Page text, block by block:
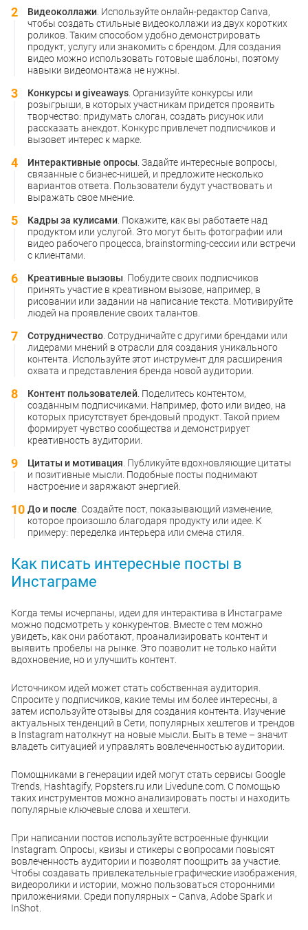
Видеоколлажи . Используйте онлайн-редактор Canva,
чтобы создать стильные видеоколлажи из двух коротких
роликов. Таким способом удобно демонстрировать
продукт, услугу или знакомить с брендом. Для создания
видео можно использовать готовые шаблоны, поэтому
навыки видеомонтажа не нужны.
Конкурсы и giveaways . Организуйте конкурсы или
розыгрыши, в которых участникам придется проявить
творчество: придумать слоган, создать рисунок или
рассказать анекдот. Конкурс привлечет подписчиков и
вызовет интерес к марке.
Интерактивные опросы . Задайте интересные вопросы,
связанные с бизнес-нишей, и предложите несколько
вариантов ответа. Пользователи будут участвовать и
выражать свое мнение.
Кадры за кулисами . Покажите, как вы работаете над
продуктом или услугой. Это могут быть фотографии или
видео рабочего процесса, brainstorming-сессии или встречи
с клиентами.
Креативные вызовы . Побудите своих подписчиков
принять участие в креативном вызове, например, в
рисовании или задании на написание текста. Мотивируйте
людей на проявление своих талантов.
Сотрудничество . Сотрудничайте с другими брендами или
лидерами мнений в отрасли для создания уникального
контента. Используйте этот инструмент для расширения
охвата и представления бренда новой аудитории.
Контент пользователей . Поделитесь контентом,
созданным подписчиками. Например, фото или видео, на
которых присутствует брендовый продукт. Такой прием
формирует чувство сообщества и демонстрирует
креативность аудитории.
Цитаты и мотивация . Публикуйте вдохновляющие цитаты
и позитивные мысли. Подобные посты поднимают
настроение и заряжают энергией.
До и после . Создайте пост, показывающий изменение,
которое произошло благодаря продукту или идее. К
примеру: переделка интерьера или смена стиля.
Как писать интересные посты в
Инстаграме
Когда темы исчерпаны, идеи для интерактива в Инстаграме
можно подсмотреть у конкурентов. Вместе с тем можно
увидеть, как они работают, проанализировать контент и
выявить пробелы на рынке. Это позволит не только найти
вдохновение, но и улучшить контент.
Источником идей может стать собственная аудитория.
Спросите у подписчиков, какие темы им более интересны, а
затем используйте отзывы для создания контента. Изучение
актуальных тенденций в Сети, популярных хештегов и трендов
в Instagram натолкнут на новые мысли. Быть в теме – значит
владеть ситуацией и управлять вовлеченностью аудитории.
Помощниками в генерации идей могут стать сервисы Google
Trends, Hashtagify, Popsters.ru или Livedune.com. С помощью
таких инструментов можно анализировать посты и находить
популярные ключевые слова и хештеги.
При написании постов используйте встроенные функции
Instagram. Опросы, квизы и стикеры с вопросами повысят
вовлеченность аудитории и позволят поощрить за участие.
Чтобы создавать привлекательные графические изображения,
видеоролики и истории, можно пользоваться сторонними
приложениями. Среди популярных − Canva, Adobe Spark и
InShot.